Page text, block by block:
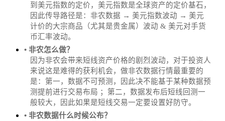
到美元指数的定价，美元指数是全球资产的定价基石，
因此传导路径是：非农数据 → 美元指数波动 → 美元
计价的大宗商品（尤其是贵金属）波动 & 美元对手货
币汇率波动。
• 非农怎么做？
因为非农会带来短线资产价格的剧烈波动，对于投资人
来说这是难得的获利机会，做非农数据行情最重要的
是：第一，数据不可预测，因此决不能基于某种数据预
测提前进行交易布局 ；第二，数据发布后短线回测一
般较大，因此如果是短线交易一定要设置好防守。
• 非农数据什么时候公布？